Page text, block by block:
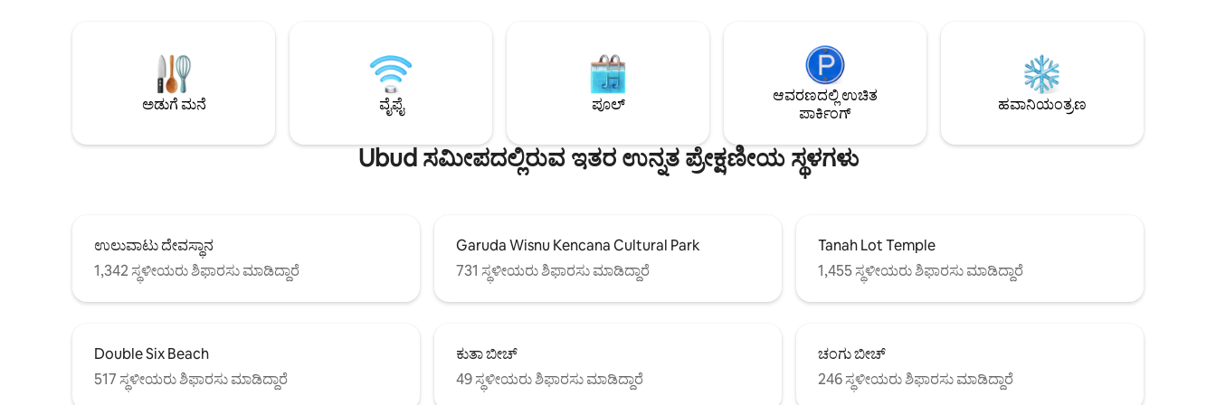
ಆರಾಮದಾಯಕ ಮೂಲೆಗಳನ್ನು ಹೊಂದಿರುವ ಆಧುನಿಕ
ವಿನ್ಯಾಸಗಳ ಮಿಶ್ರಣವಾಗಿದೆ. ಪಟ್ಟಣದಲ್ಲಿ ಹಿಪ್ಪೆಸ್ಟ್
ಅಡಗುತಾಣವನ್ನು ಅನುಭವಿಸಿ – ಈಗಲೇ ಬುಕ್ ಮಾಡಿ
ಮತ್ತು ಅಂತಿಮ ಎಸ್ಕೇಪ್‌ನಲ್ಲಿ ಪಾಲ್ಗೊಳ್ಳಿ!
ಅಡುಗೆ ಮನೆ ವೈಫೈ ಪೂಲ್
ಆವರಣದಲ್ಲಿ ಉಚಿತ
ಪಾರ್ಕಿಂಗ್
ಹವಾನಿಯಂತ್ರಣ
Ubud ಸಮೀಪದಲ್ಲಿರುವ ಇತರ ಉನ್ನತ ಪ್ರೇಕ್ಷಣೀಯ ಸ್ಥಳಗಳು
ಉಲುವಾಟು ದೇವಸ್ಥಾನ
1,342 ಸ್ಥಳೀಯರು ಶಿಫಾರಸು ಮಾಡಿದ್ದಾರೆ
Garuda Wisnu Kencana Cultural Park
731 ಸ್ಥಳೀಯರು ಶಿಫಾರಸು ಮಾಡಿದ್ದಾರೆ
Tanah Lot Temple
1,455 ಸ್ಥಳೀಯರು ಶಿಫಾರಸು ಮಾಡಿದ್ದಾರೆ
Double Six Beach
517 ಸ್ಥಳೀಯರು ಶಿಫಾರಸು ಮಾಡಿದ್ದಾರೆ
ಕುತಾ ಬೀಚ್
49 ಸ್ಥಳೀಯರು ಶಿಫಾರಸು ಮಾಡಿದ್ದಾರೆ
ಚಂಗು ಬೀಚ್
246 ಸ್ಥಳೀಯರು ಶಿಫಾರಸು ಮಾಡಿದ್ದಾರೆ